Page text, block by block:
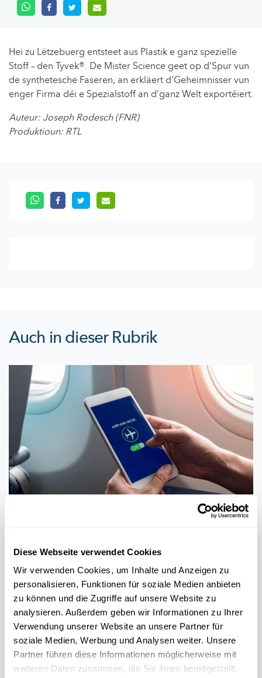
Diese Webseite verwendet Cookies
Wir verwenden Cookies, um Inhalte und Anzeigen zu
personalisieren, Funktionen für soziale Medien anbieten
zu können und die Zugriffe auf unsere Website zu
analysieren. Außerdem geben wir Informationen zu Ihrer
Verwendung unserer Website an unsere Partner für
soziale Medien, Werbung und Analysen weiter. Unsere
Partner führen diese Informationen möglicherweise mit
weiteren Daten zusammen, die Sie ihnen bereitgestellt
Hei zu Lëtzebuerg entsteet aus Plastik e ganz spezielle
Stoff – den Tyvek®. De Mister Science geet op d’Spur vun
de synthetesche Faseren, an erkläert d'Geheimnisser vun
enger Firma déi e Spezialstoff an d’ganz Welt exportéiert.
Auteur: Joseph Rodesch (FNR)
Produktioun: RTL
Auch in dieser Rubrik
Handy umaachen?
FNR